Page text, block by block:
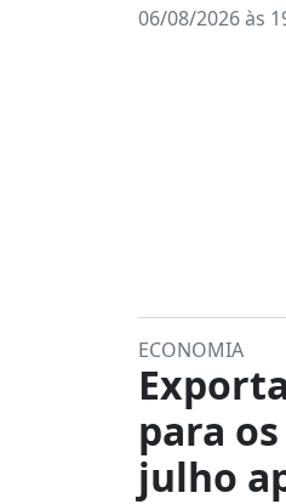
06/08/2026 às
ECONOMIA
para
julho